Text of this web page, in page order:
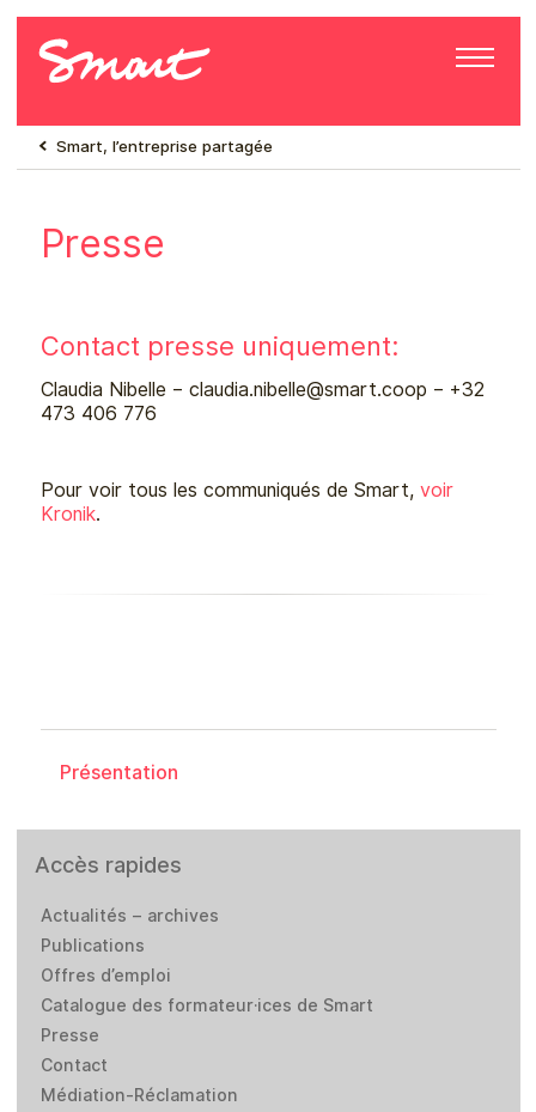
Smart, l’entreprise partagée
Presse
Contact presse uniquement:
Claudia Nibelle – claudia.nibelle@smart.coop – +32
473 406 776
Pour voir tous les communiqués de Smart, voir
Kronik.
Présentation
Accès rapides
Actualités – archives
Publications
Offres d’emploi
Catalogue des formateur·ices de Smart
Presse
Contact
Médiation-Réclamation